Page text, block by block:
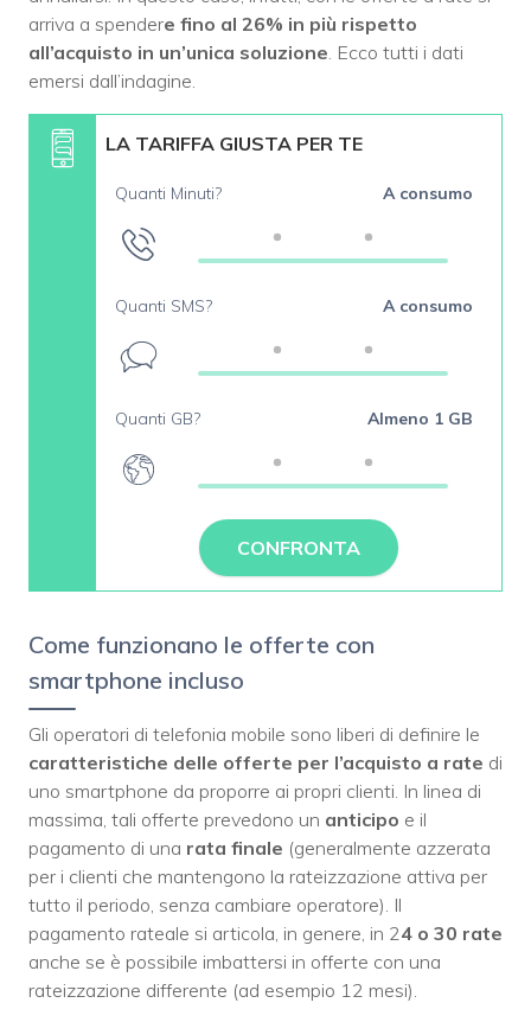
arriva a spendere fino al 26% in più rispetto
all’acquisto in un’unica soluzione . Ecco tutti i dati
emersi dall’indagine.
LA TARIFFA GIUSTA PER TE
Quanti Minuti? A consumo
Quanti SMS? A consumo
Quanti GB? Almeno 1 GB
CONFRONTA
Come funzionano le offerte con
smartphone incluso
Gli operatori di telefonia mobile sono liberi di definire le
caratteristiche delle offerte per l’acquisto a rate di
uno smartphone da proporre ai propri clienti. In linea di
massima, tali offerte prevedono un anticipo e il
pagamento di una rata finale (generalmente azzerata
per i clienti che mantengono la rateizzazione attiva per
tutto il periodo, senza cambiare operatore). Il
pagamento rateale si articola, in genere, in 24 o 30 rate
anche se è possibile imbattersi in offerte con una
rateizzazione differente (ad esempio 12 mesi).